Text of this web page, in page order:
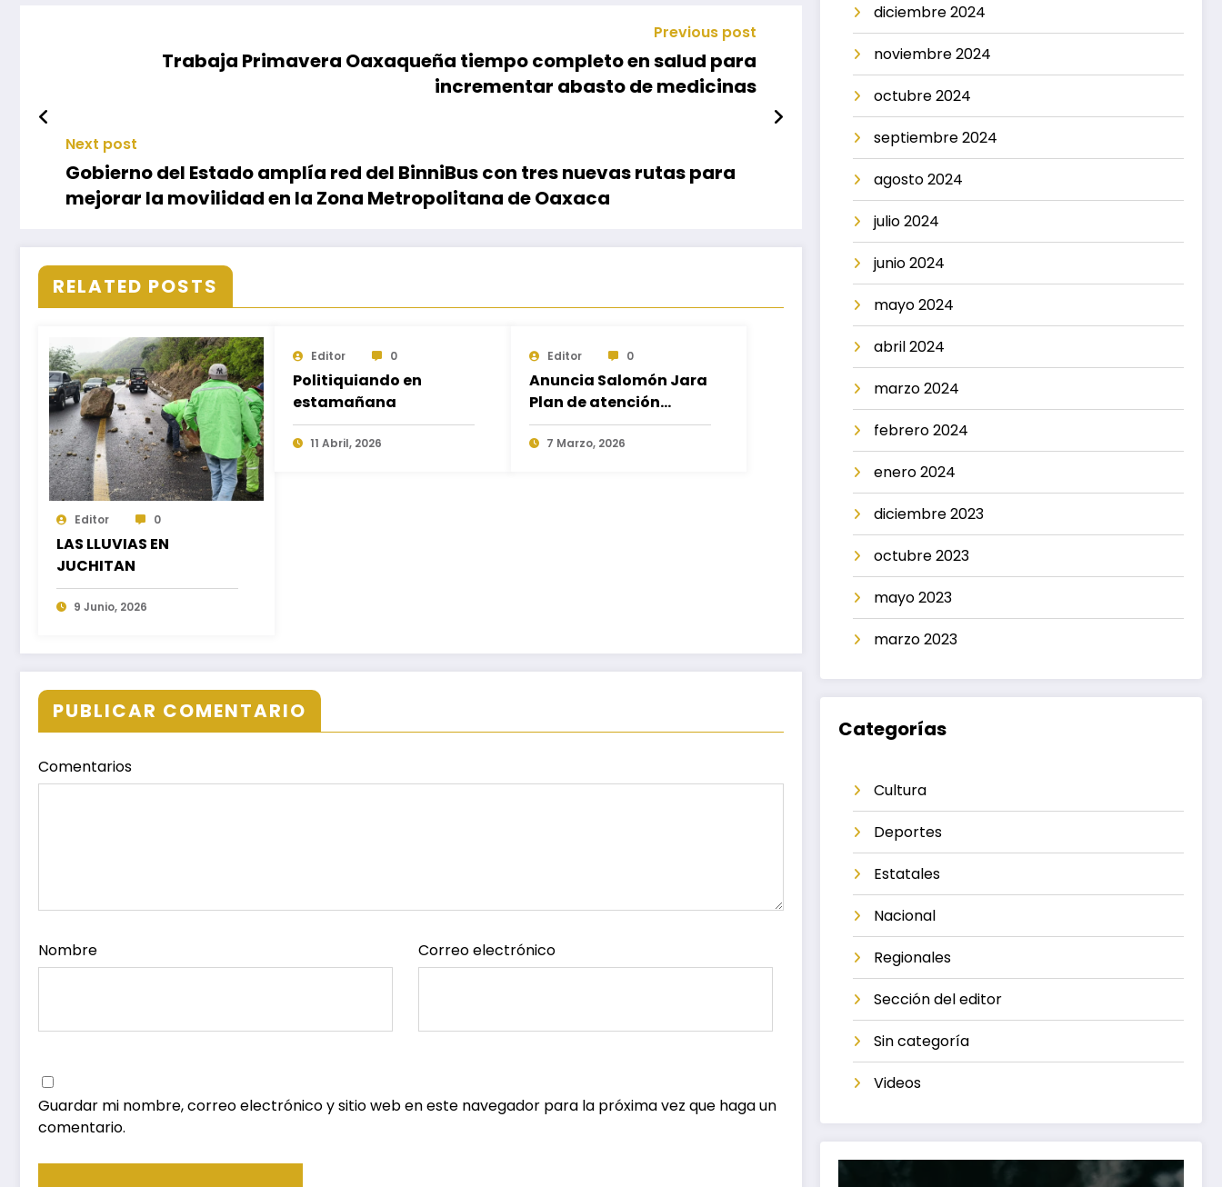
Previous post
Trabaja Primavera Oaxaqueña tiempo completo en salud para
incrementar abasto de medicinas
Next post
Gobierno del Estado amplía red del BinniBus con tres nuevas rutas para
mejorar la movilidad en la Zona Metropolitana de Oaxaca
RELATED POSTS
Editor 0
LAS LLUVIAS EN
JUCHITAN
9 Junio, 2026
Editor 0
Politiquiando en
estamañana
11 Abril, 2026
Editor 0
Anuncia Salomón Jara
Plan de atención
inmediata para sector
turístico afectado por
7 Marzo, 2026
PUBLICAR COMENTARIO
Comentarios
Nombre Correo electrónico
Guardar mi nombre, correo electrónico y sitio web en este navegador para la próxima vez que haga un
comentario.
diciembre 2024
noviembre 2024
octubre 2024
septiembre 2024
agosto 2024
julio 2024
junio 2024
mayo 2024
abril 2024
marzo 2024
febrero 2024
enero 2024
diciembre 2023
octubre 2023
mayo 2023
marzo 2023
Categorías
Cultura
Deportes
Estatales
Nacional
Regionales
Sección del editor
Sin categoría
Videos